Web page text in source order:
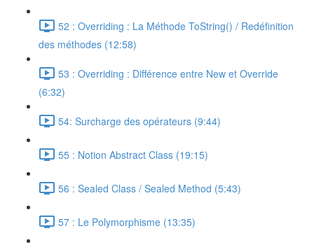
52 : Overriding : La Méthode ToString() / Redéfinition
des méthodes (12:58)
53 : Overriding : Différence entre New et Override
(6:32)
54: Surcharge des opérateurs (9:44)
55 : Notion Abstract Class (19:15)
56 : Sealed Class / Sealed Method (5:43)
57 : Le Polymorphisme (13:35)